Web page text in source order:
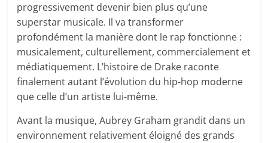
progressivement devenir bien plus qu’une
superstar musicale. Il va transformer
profondément la manière dont le rap fonctionne :
musicalement, culturellement, commercialement et
médiatiquement. L’histoire de Drake raconte
finalement autant l’évolution du hip-hop moderne
que celle d’un artiste lui-même.
Avant la musique, Aubrey Graham grandit dans un
environnement relativement éloigné des grands